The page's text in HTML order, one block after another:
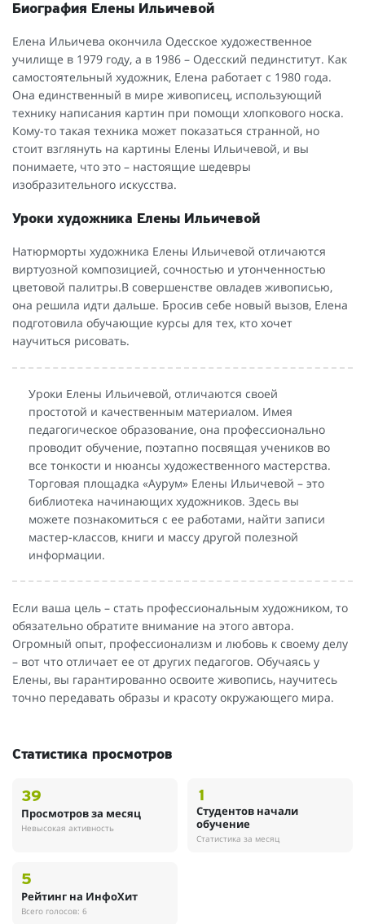
Биография Елены Ильичевой
Елена Ильичева окончила Одесское художественное
училище в 1979 году, а в 1986 – Одесский пединститут. Как
самостоятельный художник, Елена работает с 1980 года.
Она единственный в мире живописец, использующий
технику написания картин при помощи хлопкового носка.
Кому-то такая техника может показаться странной, но
стоит взглянуть на картины Елены Ильичевой, и вы
понимаете, что это – настоящие шедевры
изобразительного искусства.
Уроки художника Елены Ильичевой
Натюрморты художника Елены Ильичевой отличаются
виртуозной композицией, сочностью и утонченностью
цветовой палитры.В совершенстве овладев живописью,
она решила идти дальше. Бросив себе новый вызов, Елена
подготовила обучающие курсы для тех, кто хочет
научиться рисовать.
Уроки Елены Ильичевой, отличаются своей
простотой и качественным материалом. Имея
педагогическое образование, она профессионально
проводит обучение, поэтапно посвящая учеников во
все тонкости и нюансы художественного мастерства.
Торговая площадка «Аурум» Елены Ильичевой – это
библиотека начинающих художников. Здесь вы
можете познакомиться с ее работами, найти записи
мастер-классов, книги и массу другой полезной
информации.
Если ваша цель – стать профессиональным художником, то
обязательно обратите внимание на этого автора.
Огромный опыт, профессионализм и любовь к своему делу
– вот что отличает ее от других педагогов. Обучаясь у
Елены, вы гарантированно освоите живопись, научитесь
точно передавать образы и красоту окружающего мира.
Статистика просмотров
39
Просмотров за месяц
Невысокая активность
1
Студентов начали
обучение
Статистика за месяц
5
Рейтинг на ИнфоХит
Всего голосов: 6